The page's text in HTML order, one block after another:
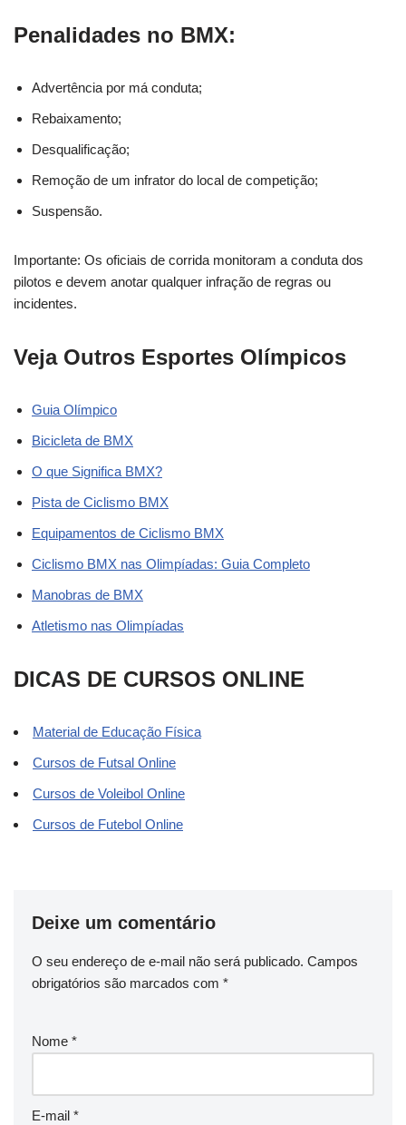
Penalidades no BMX:
Advertência por má conduta;
Rebaixamento;
Desqualificação;
Remoção de um infrator do local de competição;
Suspensão.
Importante: Os oficiais de corrida monitoram a conduta dos
pilotos e devem anotar qualquer infração de regras ou
incidentes.
Veja Outros Esportes Olímpicos
Guia Olímpico
Bicicleta de BMX
O que Significa BMX?
Pista de Ciclismo BMX
Equipamentos de Ciclismo BMX
Ciclismo BMX nas Olimpíadas: Guia Completo
Manobras de BMX
Atletismo nas Olimpíadas
DICAS DE CURSOS ONLINE
Material de Educação Física
Cursos de Futsal Online
Cursos de Voleibol Online
Cursos de Futebol Online
Deixe um comentário
O seu endereço de e-mail não será publicado. Campos
obrigatórios são marcados com *
Nome *
E-mail *